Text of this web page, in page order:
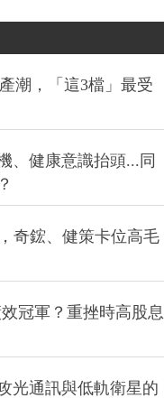
潮，「這3檔」最受
、健康意識抬頭...同
奇鋐、健策卡位高毛
冠軍？重挫時高股息
光通訊與低軌衛星的